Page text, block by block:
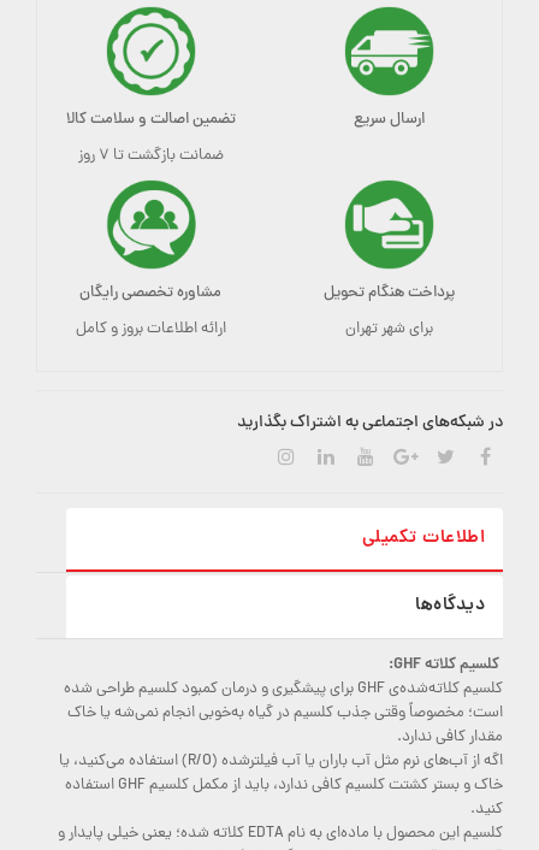
ارسال سریع تضمین اصالت و سلامت کالا
ضمانت بازگشت تا ۷ روز
پرداخت هنگام تحویل
برای شهر تهران
مشاوره تخصصی رایگان
ارائه اطلاعات بروز و کامل
در شبکه‌های اجتماعی به اشتراک بگذارید
اطلاعات تکمیلی
دیدگاه‌ها
کلسیم کلاته GHF:
کلسیم کلاته‌شده‌ی GHF برای پیشگیری و درمان کمبود کلسیم طراحی شده
است؛ مخصوصاً وقتی جذب کلسیم در گیاه به‌خوبی انجام نمی‌شه یا خاک
مقدار کافی ندارد.
اگه از آب‌های نرم مثل آب باران یا آب فیلترشده (R/O) استفاده می‌کنید، یا
خاک و بستر کشتت کلسیم کافی ندارد، باید از مکمل کلسیم GHF استفاده
کنید.
کلسیم این محصول با ماده‌ای به نام EDTA کلاته شده؛ یعنی خیلی پایدار و